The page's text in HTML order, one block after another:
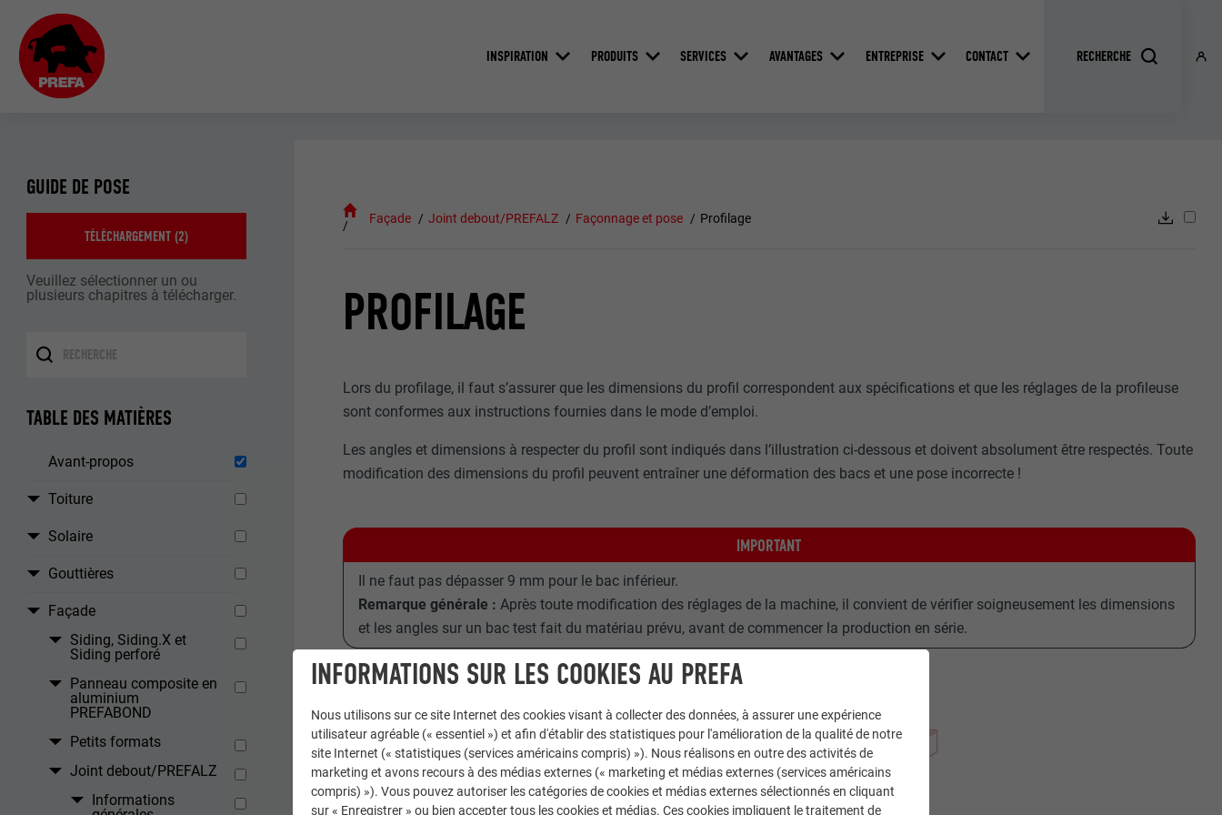
INSPIRATION PRODUITS SERVICES AVANTAGES ENTREPRISE CONTACT
GUIDE DE POSE
TÉLÉCHARGEMENT (2)
Veuillez sélectionner un ou
plusieurs chapitres à télécharger.
TABLE DES MATIÈRES
Avant-propos
Toiture
Solaire
Gouttières
Façade
Siding, Siding.X et
Siding perforé
Panneau composite en
aluminium
PREFABOND
Petits formats
Joint debout/PREFALZ
Informations
Façade Joint debout/PREFALZ Façonnage et pose Profilage
PROFILAGE
Lors du profilage, il faut s’assurer que les dimensions du profil correspondent aux spécifications et que les réglages de la profileuse
sont conformes aux instructions fournies dans le mode d’emploi.
Les angles et dimensions à respecter du profil sont indiqués dans l’illustration ci-dessous et doivent absolument être respectés. Toute
modification des dimensions du profil peuvent entraîner une déformation des bacs et une pose incorrecte !
IMPORTANT
Il ne faut pas dépasser 9 mm pour le bac inférieur.
Remarque générale : Après toute modification des réglages de la machine, il convient de vérifier soigneusement les dimensions
et les angles sur un bac test fait du matériau prévu, avant de commencer la production en série.
INFORMATIONS SUR LES COOKIES AU PREFA
Nous utilisons sur ce site Internet des cookies visant à collecter des données, à assurer une expérience
utilisateur agréable (« essentiel ») et afin d'établir des statistiques pour l'amélioration de la qualité de notre
site Internet (« statistiques (services américains compris) »). Nous réalisons en outre des activités de
marketing et avons recours à des médias externes (« marketing et médias externes (services américains
compris) »). Vous pouvez autoriser les catégories de cookies et médias externes sélectionnés en cliquant
sur « Enregistrer » ou bien accepter tous les cookies et médias. Ces cookies impliquent le traitement de